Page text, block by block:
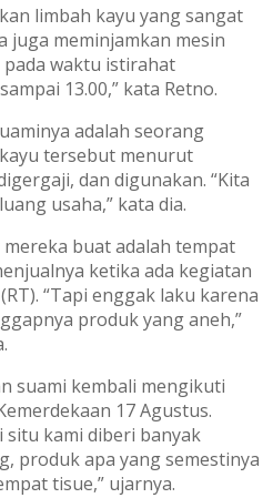
limbah kayu yang sangat
juga meminjamkan mesin
pada waktu istirahat
13.00,” kata Retno.
adalah seorang
tersebut menurut
dan digunakan. “Kita
usaha,” kata dia.
buat adalah tempat
ketika ada kegiatan
“Tapi enggak laku karena
produk yang aneh,”
suami kembali mengikuti
17 Agustus.
situ kami diberi banyak
produk apa yang semestinya
tisue,” ujarnya.